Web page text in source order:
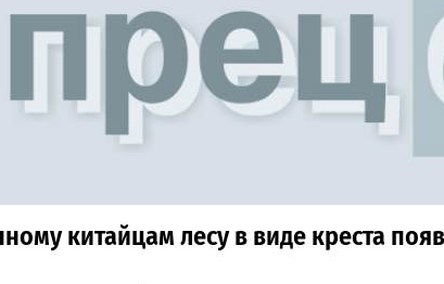
китайцам лесу в виде креста